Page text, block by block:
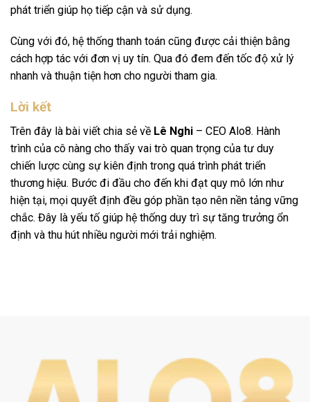
phát triển giúp họ tiếp cận và sử dụng.
Cùng với đó, hệ thống thanh toán cũng được cải thiện bằng
cách hợp tác với đơn vị uy tín. Qua đó đem đến tốc độ xử lý
nhanh và thuận tiện hơn cho người tham gia.
Lời kết
Trên đây là bài viết chia sẻ về Lê Nghi – CEO Alo8. Hành
trình của cô nàng cho thấy vai trò quan trọng của tư duy
chiến lược cùng sự kiên định trong quá trình phát triển
thương hiệu. Bước đi đầu cho đến khi đạt quy mô lớn như
hiện tại, mọi quyết định đều góp phần tạo nên nền tảng vững
chắc. Đây là yếu tố giúp hệ thống duy trì sự tăng trưởng ổn
định và thu hút nhiều người mới trải nghiệm.